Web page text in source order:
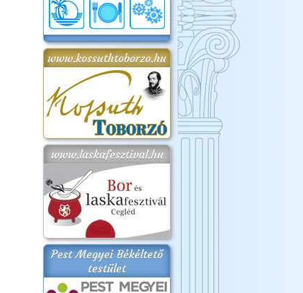
www.kossuthtoborzo.hu
www.laskafesztival.hu
Pest Megyei Békéltető
testület